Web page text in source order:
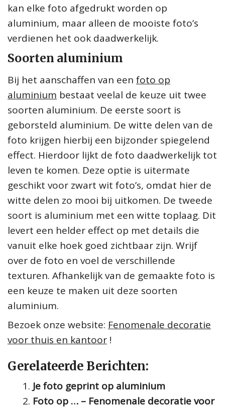
kan elke foto afgedrukt worden op
aluminium, maar alleen de mooiste foto’s
verdienen het ook daadwerkelijk.
Soorten aluminium
Bij het aanschaffen van een foto op
aluminium bestaat veelal de keuze uit twee
soorten aluminium. De eerste soort is
geborsteld aluminium. De witte delen van de
foto krijgen hierbij een bijzonder spiegelend
effect. Hierdoor lijkt de foto daadwerkelijk tot
leven te komen. Deze optie is uitermate
geschikt voor zwart wit foto’s, omdat hier de
witte delen zo mooi bij uitkomen. De tweede
soort is aluminium met een witte toplaag. Dit
levert een helder effect op met details die
vanuit elke hoek goed zichtbaar zijn. Wrijf
over de foto en voel de verschillende
texturen. Afhankelijk van de gemaakte foto is
een keuze te maken uit deze soorten
aluminium.
Bezoek onze website: Fenomenale decoratie
voor thuis en kantoor !
Gerelateerde Berichten:
Je foto geprint op aluminium
Foto op … – Fenomenale decoratie voor